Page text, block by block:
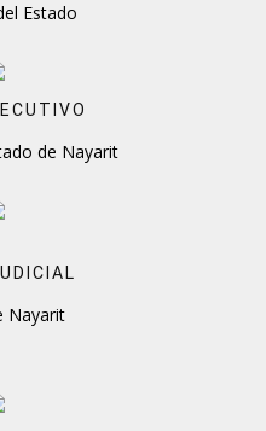
Estado
de Nayarit
Nayarit